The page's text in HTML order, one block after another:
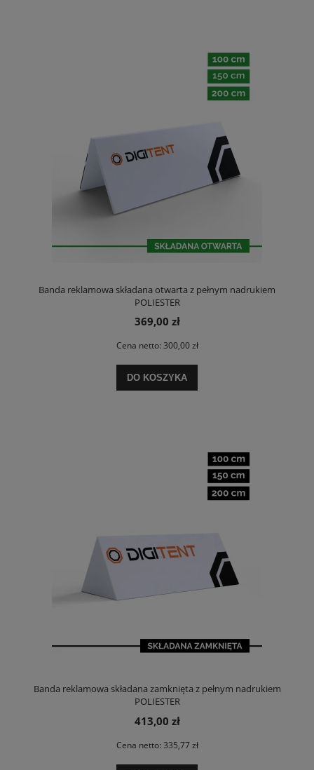
Banda reklamowa składana otwarta z pełnym nadrukiem
POLIESTER
369,00 zł
Cena netto: 300,00 zł
DO KOSZYKA
Banda reklamowa składana zamknięta z pełnym nadrukiem
POLIESTER
413,00 zł
Cena netto: 335,77 zł